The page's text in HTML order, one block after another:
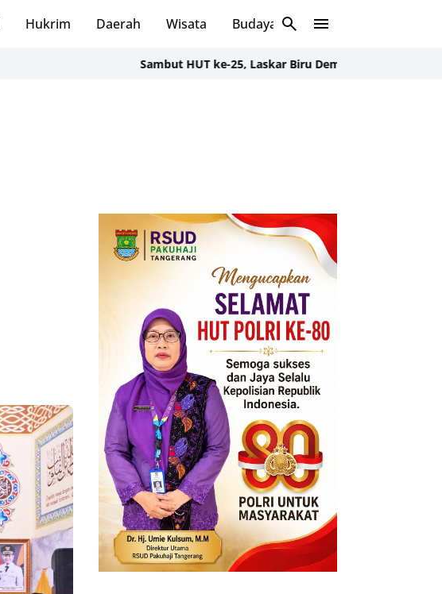
Hukrim Daerah Wisata Budaya Sosial
Sambut HUT ke-25, Laskar Biru Demokrat Banten Gelar Aksi